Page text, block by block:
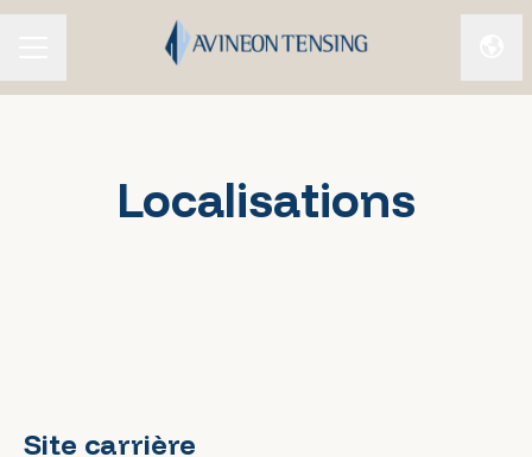
Localisations
Site carrière